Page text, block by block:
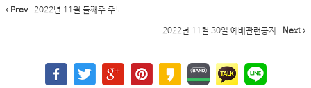
Prev 2022년 11월 둘째주 주보
2022년 11월 30일 예배관련공지 Next